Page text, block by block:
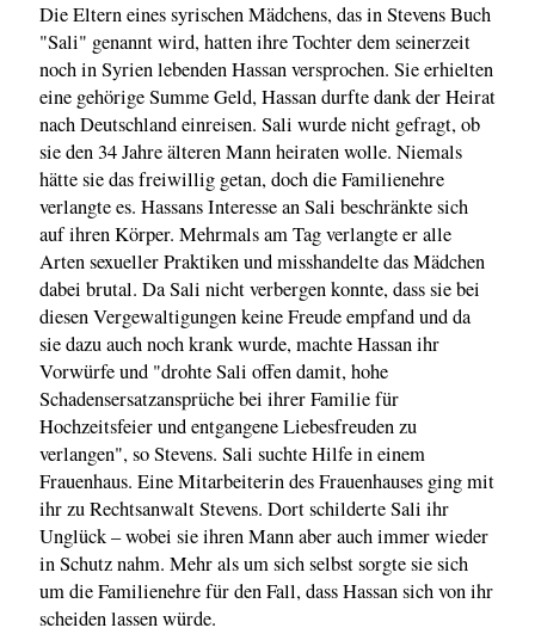
Die Eltern eines syrischen Mädchens, das in Stevens Buch
"Sali" genannt wird, hatten ihre Tochter dem seinerzeit
noch in Syrien lebenden Hassan versprochen. Sie erhielten
eine gehörige Summe Geld, Hassan durfte dank der Heirat
nach Deutschland einreisen. Sali wurde nicht gefragt, ob
sie den 34 Jahre älteren Mann heiraten wolle. Niemals
hätte sie das freiwillig getan, doch die Familienehre
verlangte es. Hassans Interesse an Sali beschränkte sich
auf ihren Körper. Mehrmals am Tag verlangte er alle
Arten sexueller Praktiken und misshandelte das Mädchen
dabei brutal. Da Sali nicht verbergen konnte, dass sie bei
diesen Vergewaltigungen keine Freude empfand und da
sie dazu auch noch krank wurde, machte Hassan ihr
Vorwürfe und "drohte Sali offen damit, hohe
Schadensersatzansprüche bei ihrer Familie für
Hochzeitsfeier und entgangene Liebesfreuden zu
verlangen", so Stevens. Sali suchte Hilfe in einem
Frauenhaus. Eine Mitarbeiterin des Frauenhauses ging mit
ihr zu Rechtsanwalt Stevens. Dort schilderte Sali ihr
Unglück – wobei sie ihren Mann aber auch immer wieder
in Schutz nahm. Mehr als um sich selbst sorgte sie sich
um die Familienehre für den Fall, dass Hassan sich von ihr
scheiden lassen würde.